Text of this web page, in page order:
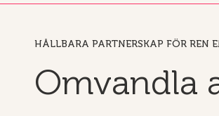
HÅLLBARA PARTNERSKAP FÖR REN
Omvandla